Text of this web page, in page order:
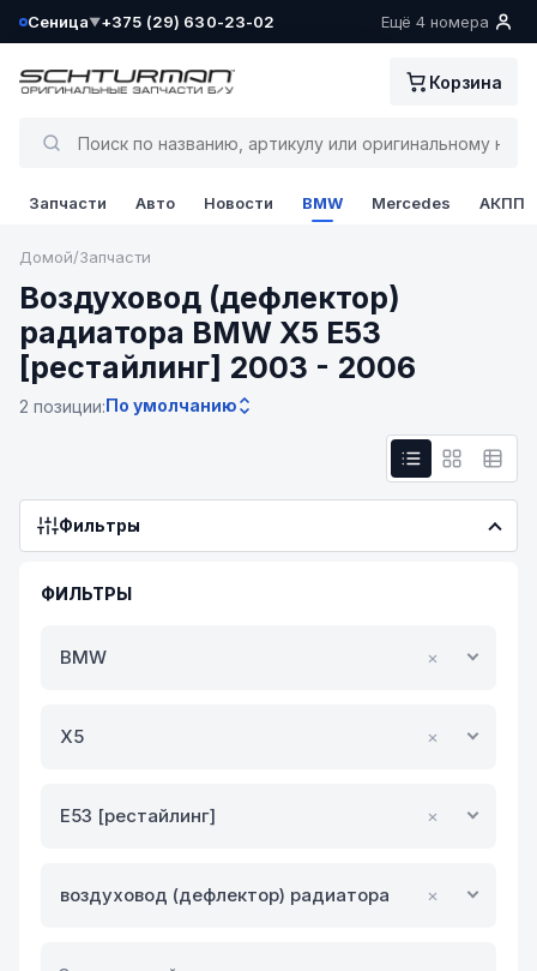
Сеница▼
Ваш склад определён как:
+375 (29) 630-23-02 Ещё 4 номера
Корзина
Запчасти Авто Новости BMW Mercedes АКПП
Домой/Запчасти
Воздуховод (дефлектор)
радиатора BMW X5 E53
[рестайлинг] 2003 - 2006
2 позиции:По умолчанию
Фильтры
ФИЛЬТРЫ
×
BMW
×
X5
×
E53 [рестайлинг]
×
воздуховод (дефлектор) радиатора